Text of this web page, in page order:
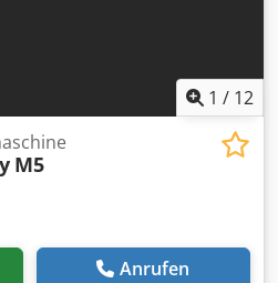
1 / 12
M5
Anrufen